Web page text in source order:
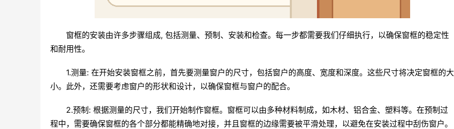
窗框的安装由许多步骤组成, 包括测量、预制、安装和检查。每一步都需要我们仔细执行，以确保窗框的稳定性
和耐用性。
1.测量: 在开始安装窗框之前，首先要测量窗户的尺寸，包括窗户的高度、宽度和深度。这些尺寸将决定窗框的大
小。此外，还需要考虑窗户的形状和设计，以确保窗框与窗户的配合。
2.预制: 根据测量的尺寸，我们开始制作窗框。窗框可以由多种材料制成，如木材、铝合金、塑料等。在预制过
程中，需要确保窗框的各个部分都能精确地对接，并且窗框的边缘需要被平滑处理，以避免在安装过程中刮伤窗户。